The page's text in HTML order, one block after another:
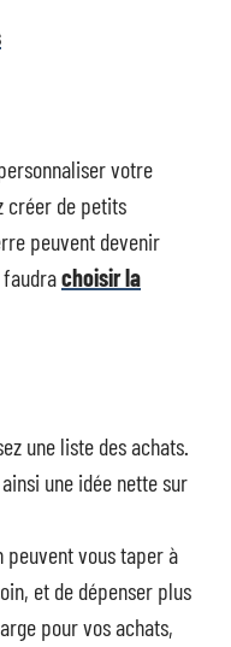
votre
créer de petits
peuvent devenir
choisir la
une liste des achats.
une idée nette sur
peuvent vous taper à
et de dépenser plus
pour vos achats,